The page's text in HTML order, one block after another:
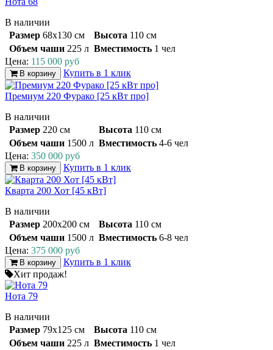
В наличии
Размер 68х130 см Высота 110 см
Объем чаши 225 л Вместимость 1 чел
Цена: 115 000 руб
В корзину Купить в 1 клик
Премиум 220 Фурако [25 кВт про]
В наличии
Размер 220 см Высота 110 см
Объем чаши 1500 л Вместимость 4-6 чел
Цена: 350 000 руб
В корзину Купить в 1 клик
Кварта 200 Хот [45 кВт]
В наличии
Размер 200x200 см Высота 110 см
Объем чаши 1500 л Вместимость 6-8 чел
Цена: 375 000 руб
В корзину
Купить в 1 клик
Хит продаж!
Нота 79
В наличии
Размер 79х125 см Высота 110 см
Объем чаши 225 л Вместимость 1 чел